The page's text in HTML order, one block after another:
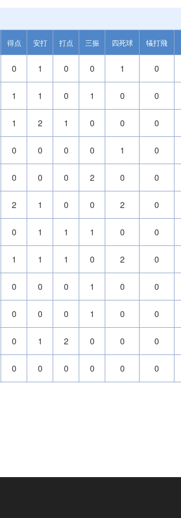
得点 安打 打点 三振 四死球 犠打飛
0 1 0 0 1 0
1 1 0 1 0 0
1 2 1 0 0 0
0 0 0 0 1 0
0 0 0 2 0 0
2 1 0 0 2 0
0 1 1 1 0 0
1 1 1 0 2 0
0 0 0 1 0 0
0 0 0 1 0 0
0 1 2 0 0 0
0 0 0 0 0 0